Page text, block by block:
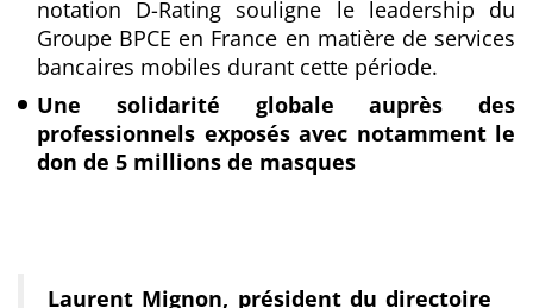
notation D-Rating souligne le leadership du
Groupe BPCE en France en matière de services
bancaires mobiles durant cette période.
Une solidarité globale auprès des
professionnels exposés avec notamment le
don de 5 millions de masques
Laurent Mignon, président du directoire